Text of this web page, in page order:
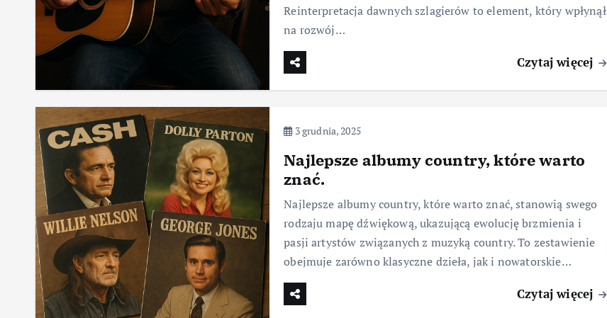
Reinterpretacja dawnych szlagierów to element, który wpłynął
na rozwój…
Czytaj więcej
3 grudnia, 2025
Najlepsze albumy country, które warto
znać.
Najlepsze albumy country, które warto znać, stanowią swego
rodzaju mapę dźwiękową, ukazującą ewolucję brzmienia i
pasji artystów związanych z muzyką country. To zestawienie
obejmuje zarówno klasyczne dzieła, jak i nowatorskie…
Czytaj więcej